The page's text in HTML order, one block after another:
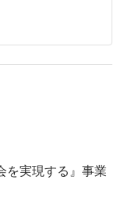
きます。
を実現する』事業